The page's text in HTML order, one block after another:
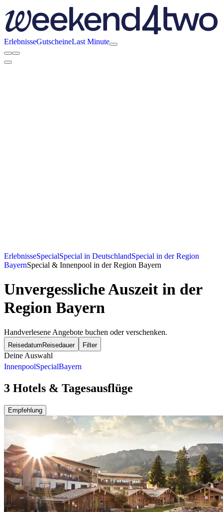
ErlebnisseGutscheineLast Minute
ErlebnisseSpecialSpecial in DeutschlandSpecial in der Region
BayernSpecial & Innenpool in der Region Bayern
Unvergessliche Auszeit in der
Region Bayern
Handverlesene Angebote buchen oder verschenken.
Reisedatum Reisedauer Filter
Deine Auswahl
InnenpoolSpecialBayern
3 Hotels & Tagesausflüge
Empfehlung